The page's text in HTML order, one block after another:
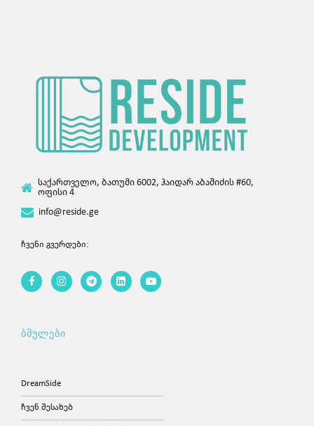
საქართველო, ბათუმი 6002, ჰაიდარ აბაშიძის #60,
ოფისი 4
info@reside.ge
ჩვენი გვერდები:
ბმულები
DreamSide
ჩვენ შესახებ